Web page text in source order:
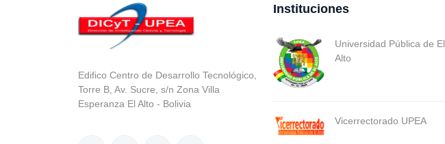
Edifico Centro de Desarrollo Tecnológico,
Torre B, Av. Sucre, s/n Zona Villa
Esperanza El Alto - Bolivia
Instituciones
Universidad Pública de El
Alto
Vicerrectorado UPEA